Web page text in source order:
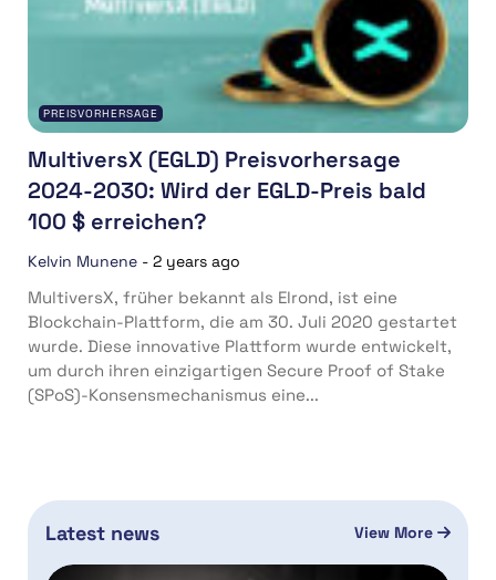
PREISVORHERSAGE
MultiversX (EGLD) Preisvorhersage
2024-2030: Wird der EGLD-Preis bald
100 $ erreichen?
Kelvin Munene - 2 years ago
MultiversX, früher bekannt als Elrond, ist eine
Blockchain-Plattform, die am 30. Juli 2020 gestartet
wurde. Diese innovative Plattform wurde entwickelt,
um durch ihren einzigartigen Secure Proof of Stake
(SPoS)-Konsensmechanismus eine...
Latest news View More